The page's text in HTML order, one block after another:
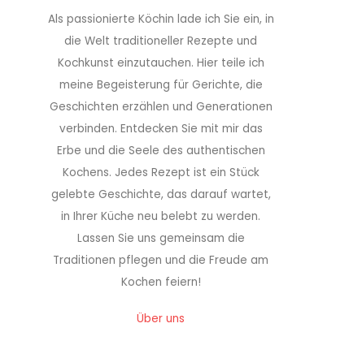
Als passionierte Köchin lade ich Sie ein, in
die Welt traditioneller Rezepte und
Kochkunst einzutauchen. Hier teile ich
meine Begeisterung für Gerichte, die
Geschichten erzählen und Generationen
verbinden. Entdecken Sie mit mir das
Erbe und die Seele des authentischen
Kochens. Jedes Rezept ist ein Stück
gelebte Geschichte, das darauf wartet,
in Ihrer Küche neu belebt zu werden.
Lassen Sie uns gemeinsam die
Traditionen pflegen und die Freude am
Kochen feiern!
Über uns